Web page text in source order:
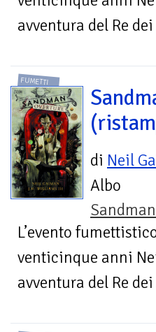
avventura del Re
FUMETTI
di Neil
Albo
L’evento
venticinque anni
avventura del Re